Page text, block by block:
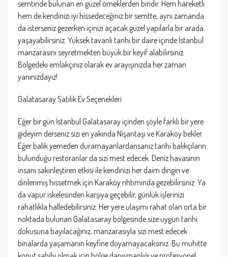
semtinde bulunan en güzel örneklerden biridir. Hem hareketli
hem de kendinizi iyi hissedeceğiniz bir semtte, aynı zamanda
da isterseniz gezerken içinizi açacak güzel yapılarla bir arada
yaşayabilirsiniz. Yüksek tavanlı tarihi bir daire içinde İstanbul
manzarasını seyretmekten büyük bir keyif alabilirsiniz.
Bölgedeki emlakçınız olarak ev arayışınızda her zaman
yanınızdayız!
Galatasaray Satılık Ev Seçenekleri
Eğer bir gün İstanbul Galatasaray içinden şöyle farklı bir yere
gideyim derseniz sizi en yakında Nişantaşı ve Karaköy bekler.
Eğer balık yemeden duramayanlardansanız tarihi balıkçıların
bulunduğu restoranlar da sizi mest edecek. Deniz havasının
insanı sakinleştiren etkisi ile kendinizi her daim dingin ve
dinlenmiş hissetmek için Karaköy rıhtımında gezebilirsiniz. Ya
da vapur iskelesinden karşıya geçebilir, günlük işlerinizi
rahatlıkla halledebilirsiniz. Her yere ulaşımı rahat olan orta bir
noktada bulunan Galatasaray bölgesinde size uygun tarihi
dokusuna bayılacağınız, manzarasıyla sizi mest edecek
binalarda yaşamanın keyfine doyamayacaksınız. Bu muhitte